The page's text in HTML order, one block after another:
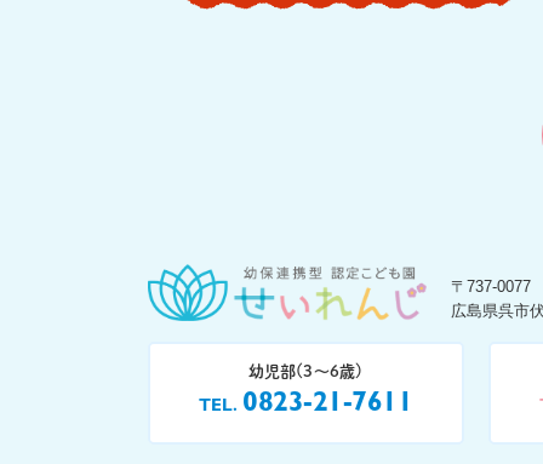
〒737-0077
広島県呉市
幼児部(3〜6歳)
TEL 0823-21-7611